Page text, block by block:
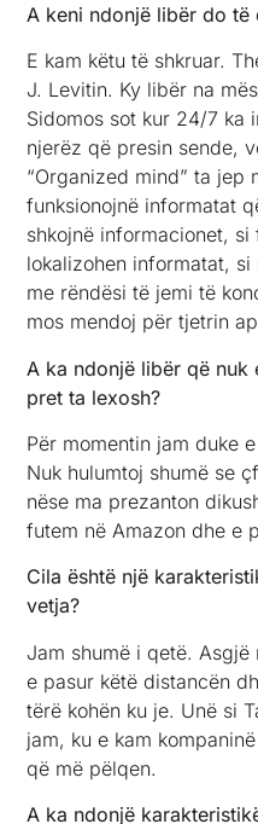
A keni ndonjë libër do
E kam këtu të shkruar.
J. Levitin. Ky libër na
Sidomos sot kur 24/7 ka
njerëz që presin sende,
“Organized mind” ta jep
funksionojnë informatat
shkojnë informacionet, si
lokalizohen informatat,
me rëndësi të jemi të
mos mendoj për tjetrin
A ka ndonjë libër që nuk
pret ta lexosh?
Për momentin jam duke
Nuk hulumtoj shumë se
nëse ma prezanton
futem në Amazon dhe e
Cila është një
vetja?
Jam shumë i qetë.
e pasur këtë distancën
tërë kohën ku je. Unë si
jam, ku e kam
që më pëlqen.
A ka ndonjë